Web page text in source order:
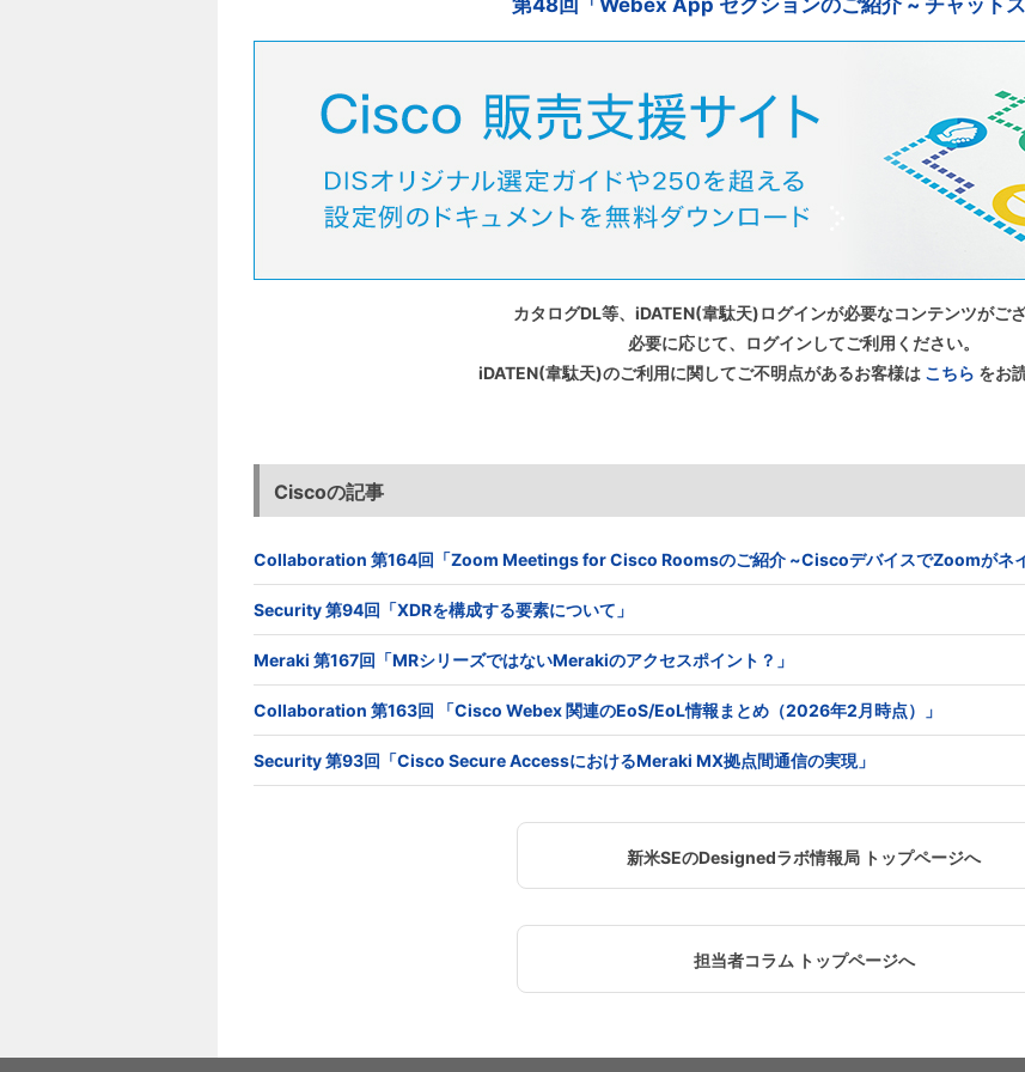
カタログDL等、iDATEN(韋駄天)ログインが必要なコンテンツがござ
必要に応じて、ログインしてご利用ください。
iDATEN(韋駄天)のご利用に関してご不明点があるお客様は こちら をお
Ciscoの記事
Collaboration 第164回「Zoom Meetings for Cisco Roomsのご紹介 ~CiscoデバイスでZoomがネイ
Security 第94回「XDRを構成する要素について」
Meraki 第167回「MRシリーズではないMerakiのアクセスポイント？」
Collaboration 第163回 「Cisco Webex 関連のEoS/EoL情報まとめ（2026年2月時点）」
Security 第93回「Cisco Secure AccessにおけるMeraki MX拠点間通信の実現」
新米SEのDesignedラボ情報局 トップページへ
担当者コラム トップページへ